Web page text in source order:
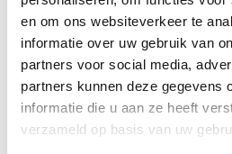
en om ons websiteverkeer te
informatie over uw gebruik van
partners voor social media,
partners kunnen deze gegevens
informatie die u aan ze heeft
verzameld op basis van uw
6,43
Bekijk product
Op voorraad